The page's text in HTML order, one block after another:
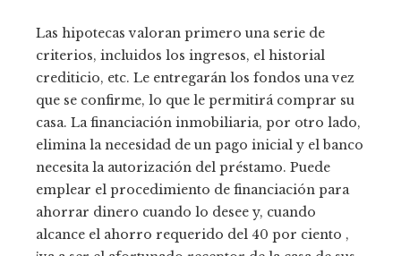
Las hipotecas valoran primero una serie de
criterios, incluidos los ingresos, el historial
crediticio, etc. Le entregarán los fondos una vez
que se confirme, lo que le permitirá comprar su
casa. La financiación inmobiliaria, por otro lado,
elimina la necesidad de un pago inicial y el banco
necesita la autorización del préstamo. Puede
emplear el procedimiento de financiación para
ahorrar dinero cuando lo desee y, cuando
alcance el ahorro requerido del 40 por ciento ,